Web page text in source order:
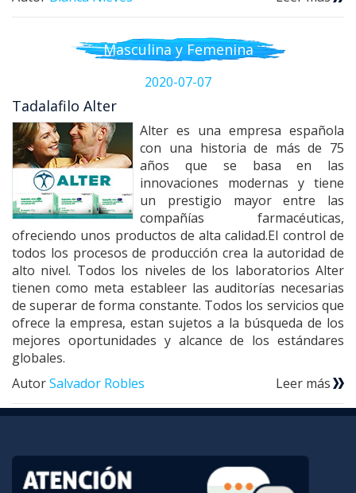
Masculina y Femenina
2020-07-07
Tadalafilo Alter
Alter es una empresa española
con una historia de más de 75
años que se basa en las
innovaciones modernas y tiene
un prestigio mayor entre las
compañías farmacéuticas,
ofreciendo unos productos de alta calidad.El control de
todos los procesos de producción crea la autoridad de
alto nivel. Todos los niveles de los laboratorios Alter
tienen como meta estableer las auditorías necesarias
de superar de forma constante. Todos los servicios que
ofrece la empresa, estan sujetos a la búsqueda de los
mejores oportunidades y alcance de los estándares
globales.
AutorSalvador Robles Leer más